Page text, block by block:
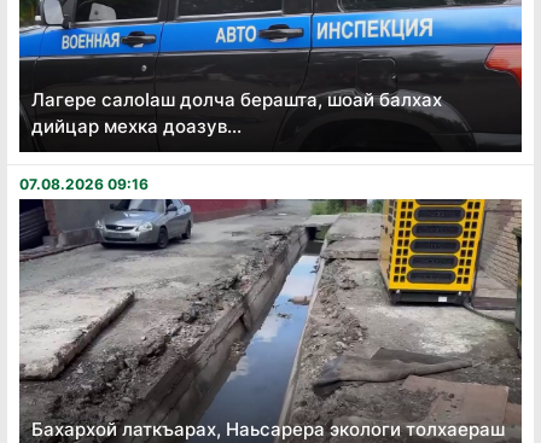
Лагере салоӏаш долча берашта, шоай балхах
дийцар мехка доазув...
07.08.2026 09:16
Бахархой латкъарах, Наьсарера экологи толхаераш